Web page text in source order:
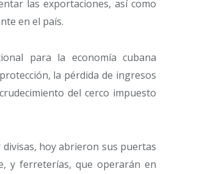
las exportaciones, así como
en el país.
para la economía cubana
la pérdida de ingresos
del cerco impuesto
hoy abrieron sus puertas
y ferreterías, que operarán en